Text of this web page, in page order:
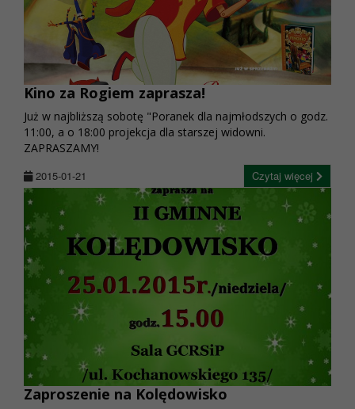
Kino za Rogiem zaprasza!
Już w najbliższą sobotę "Poranek dla najmłodszych o godz.
11:00, a o 18:00 projekcja dla starszej widowni.
ZAPRASZAMY!
2015-01-21
Czytaj więcej
Zaproszenie na Kolędowisko